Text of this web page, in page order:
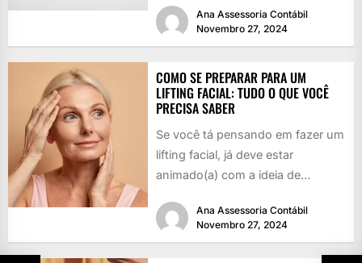
Ana Assessoria Contábil
Novembro 27, 2024
COMO SE PREPARAR PARA UM
LIFTING FACIAL: TUDO O QUE VOCÊ
PRECISA SABER
Se você tá pensando em fazer um
lifting facial, já deve estar
animado(a) com a ideia de
Ana Assessoria Contábil
Novembro 27, 2024